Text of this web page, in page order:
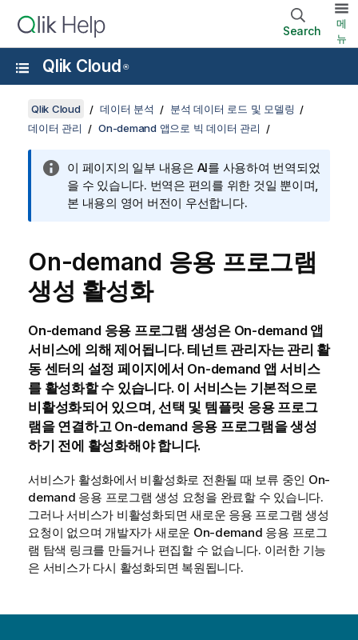
Search
메
뉴
Qlik Cloud ®
Qlik Cloud 데이터 분석
분석 데이터 로드 및 모델링
데이터 관리
On-demand 앱으로 빅 데이터 관리
이 페이지의 일부 내용은 AI를 사용하여 번역되었
을 수 있습니다. 번역은 편의를 위한 것일 뿐이며,
본 내용의 영어 버전이 우선합니다.
On-demand 응용 프로그램
생성 활성화
On-demand 응용 프로그램 생성은 On-demand 앱
서비스에 의해 제어됩니다.테넌트 관리자는 관리 활
동 센터의 설정 페이지에서 On-demand 앱 서비스
를 활성화할 수 있습니다. 이 서비스는 기본적으로
비활성화되어 있으며, 선택 및 템플릿 응용 프로그
램을 연결하고 On-demand 응용 프로그램을 생성
하기 전에 활성화해야 합니다.
서비스가 활성화에서 비활성화로 전환될 때 보류 중인 On-
demand 응용 프로그램 생성 요청을 완료할 수 있습니다.
그러나 서비스가 비활성화되면 새로운 응용 프로그램 생성
요청이 없으며 개발자가 새로운 On-demand 응용 프로그
램 탐색 링크를 만들거나 편집할 수 없습니다. 이러한 기능
은 서비스가 다시 활성화되면 복원됩니다.